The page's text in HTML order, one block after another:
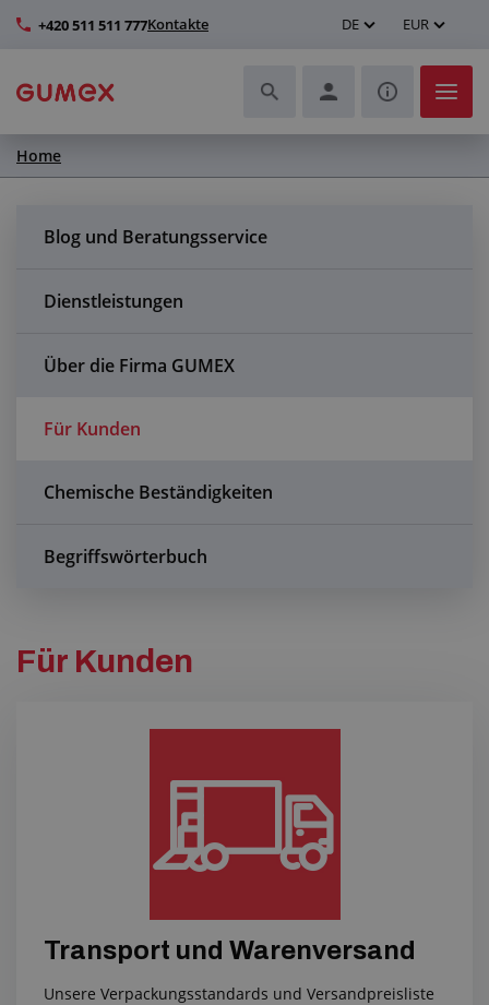
+420 511 511 777Kontakte DE EUR
Schläuche und deren Komplettierung
Anfragezentrum
Alles über den Einkauf
Home
Blog und Beratungsservice
Dienstleistungen
Über die Firma GUMEX
Für Kunden
Chemische Beständigkeiten
Begriffswörterbuch
Für Kunden
Transport und Warenversand
Unsere Verpackungsstandards und Versandpreisliste